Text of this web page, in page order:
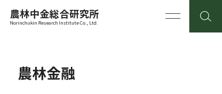
農林中金総合研究所
Norinchukin Research Institute Co., Ltd.
農林金融